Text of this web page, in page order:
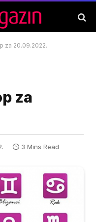
za 20.09.2022.
za
3 Mins Read